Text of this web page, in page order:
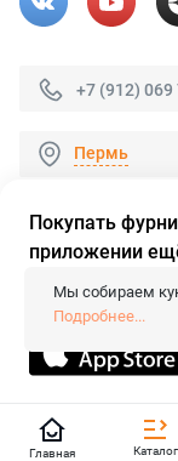
+7 (912) 069
Пермь
© 2026
Сопровождение сайта
Все права защищены.
Не является
Политика
Главная Каталог
Покупать
приложении
Мы собираем
Подробнее...